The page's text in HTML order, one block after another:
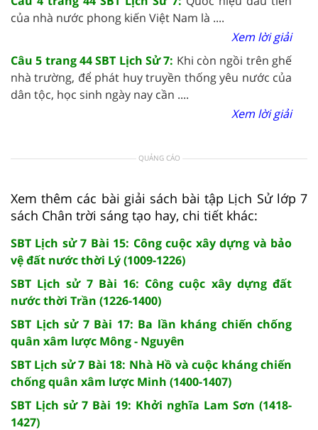
của nhà nước phong kiến Việt Nam là ....
Xem lời giải
Câu 5 trang 44 SBT Lịch Sử 7: Khi còn ngồi trên ghế
nhà trường, để phát huy truyền thống yêu nước của
dân tộc, học sinh ngày nay cần ....
Xem lời giải
QUẢNG CÁO
Xem thêm các bài giải sách bài tập Lịch Sử lớp 7
sách Chân trời sáng tạo hay, chi tiết khác:
SBT Lịch sử 7 Bài 15: Công cuộc xây dựng và bảo
vệ đất nước thời Lý (1009-1226)
SBT Lịch sử 7 Bài 16: Công cuộc xây dựng đất
nước thời Trần (1226-1400)
SBT Lịch sử 7 Bài 17: Ba lần kháng chiến chống
quân xâm lược Mông - Nguyên
SBT Lịch sử 7 Bài 18: Nhà Hồ và cuộc kháng chiến
chống quân xâm lược Minh (1400-1407)
SBT Lịch sử 7 Bài 19: Khởi nghĩa Lam Sơn (1418-
1427)